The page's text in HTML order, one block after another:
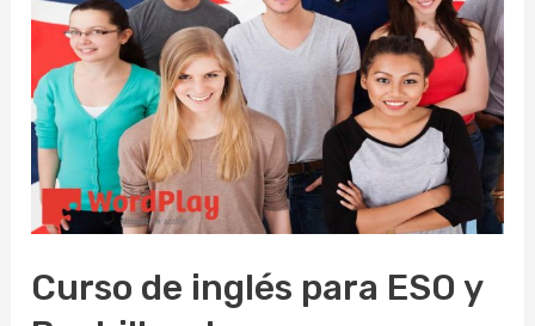
Curso de inglés para ESO y